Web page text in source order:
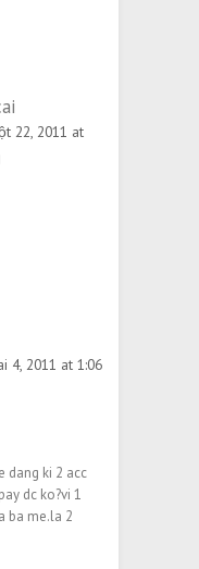
22, 2011 at
4, 2011 at 1:06
dang ki 2 acc
dc ko?vi 1
ba me.la 2